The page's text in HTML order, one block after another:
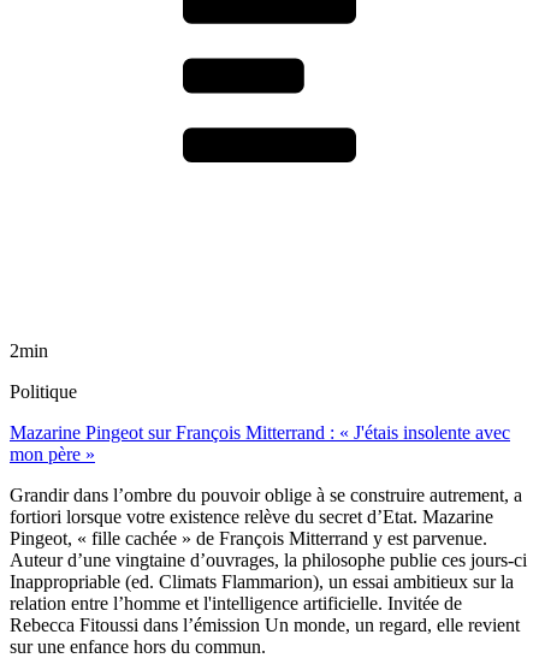
2min
Politique
Mazarine Pingeot sur François Mitterrand : « J'étais insolente avec
mon père »
Grandir dans l’ombre du pouvoir oblige à se construire autrement, a
fortiori lorsque votre existence relève du secret d’Etat. Mazarine
Pingeot, « fille cachée » de François Mitterrand y est parvenue.
Auteur d’une vingtaine d’ouvrages, la philosophe publie ces jours-ci
Inappropriable (ed. Climats Flammarion), un essai ambitieux sur la
relation entre l’homme et l'intelligence artificielle. Invitée de
Rebecca Fitoussi dans l’émission Un monde, un regard, elle revient
sur une enfance hors du commun.